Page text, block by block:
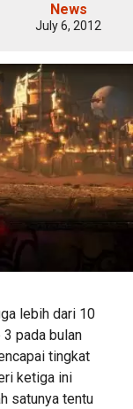
News
July 6, 2012
lebih dari 10
pada bulan
tingkat
ketiga ini
satunya tentu